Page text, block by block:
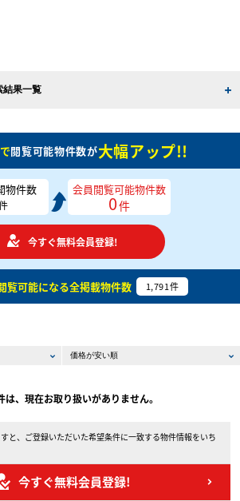
結果一覧
閲覧可能物件数が大幅アップ!!
物件数 会員閲覧可能物件数
0件
今すぐ無料会員登録!
覧可能になる全掲載物件数 1,791件
、現在お取り扱いがありません。
と、ご登録いただいた希望条件に一致する物件情報をいち
今すぐ無料会員登録!